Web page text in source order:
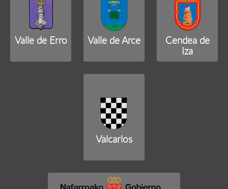
Valle de Erro Valle de Arce
Cendea de
Iza
Valcarlos